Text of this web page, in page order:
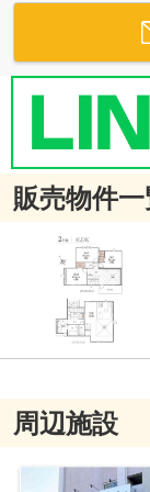
販売物件
周辺施設